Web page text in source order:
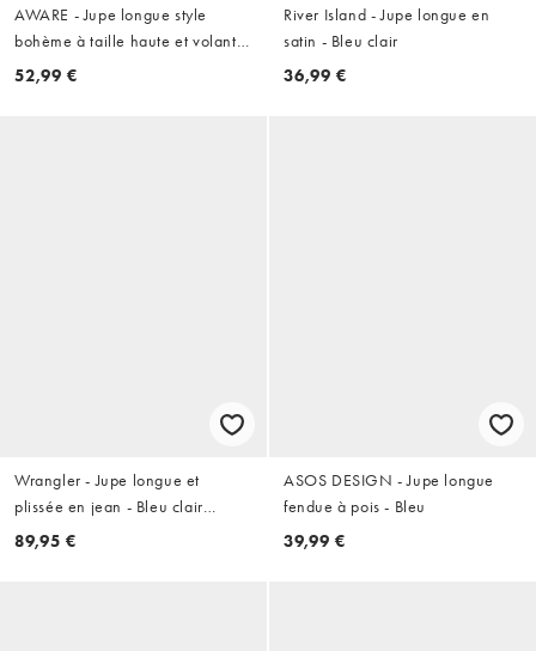
AWARE - Jupe longue style
bohème à taille haute et volants
- Bleu clair
52,99 €
River Island - Jupe longue en
satin - Bleu clair
36,99 €
Wrangler - Jupe longue et
plissée en jean - Bleu clair
délavé
89,95 €
ASOS DESIGN - Jupe longue
fendue à pois - Bleu
39,99 €